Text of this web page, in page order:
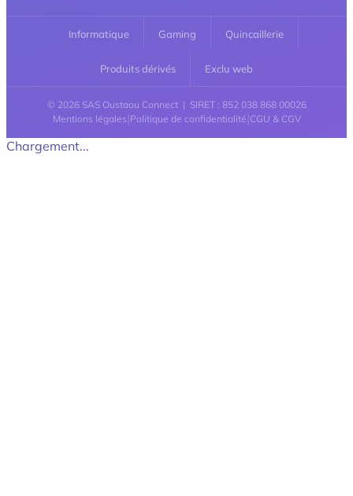
Informatique Gaming Quincaillerie
Produits dérivés Exclu web
© 2026 SAS Oustaou Connect | SIRET : 852 038 868 00026
Mentions légales |Politique de confidentialité |CGU & CGV
Chargement...